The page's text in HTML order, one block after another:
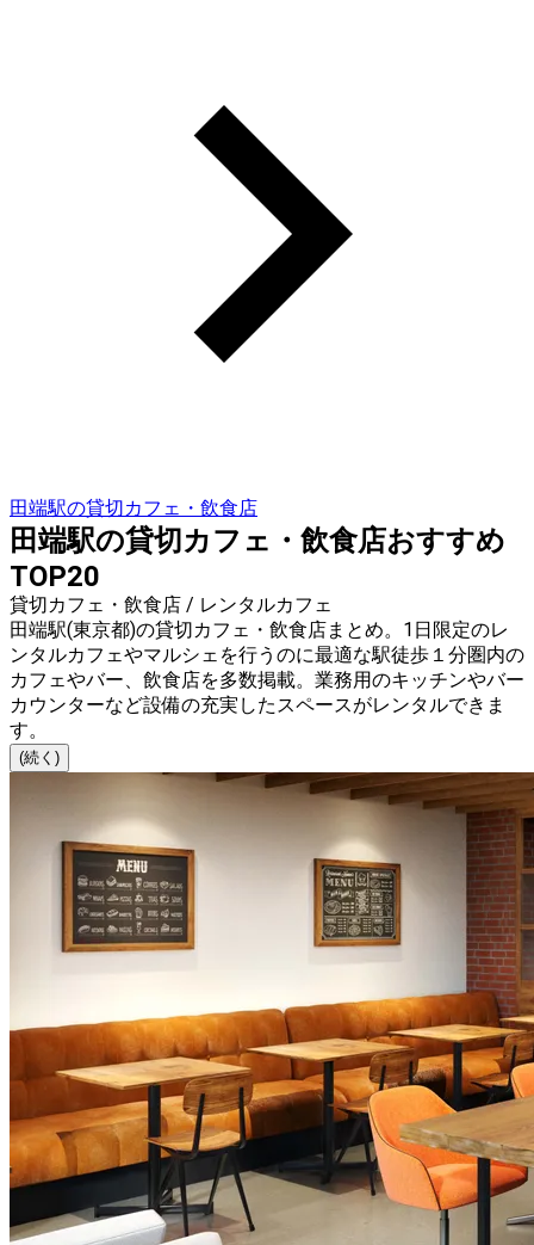
田端駅の貸切カフェ・飲食店
田端駅の貸切カフェ・飲食店おすすめ
TOP20
貸切カフェ・飲食店 / レンタルカフェ
田端駅(東京都)の貸切カフェ・飲食店まとめ。1日限定のレ
ンタルカフェやマルシェを行うのに最適な駅徒歩１分圏内の
カフェやバー、飲食店を多数掲載。業務用のキッチンやバー
カウンターなど設備の充実したスペースがレンタルできま
す。
(続く)